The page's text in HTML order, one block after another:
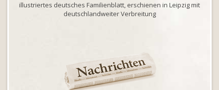
illustriertes deutsches Familienblatt, erschienen in Leipzig mit
deutschlandweiter Verbreitung